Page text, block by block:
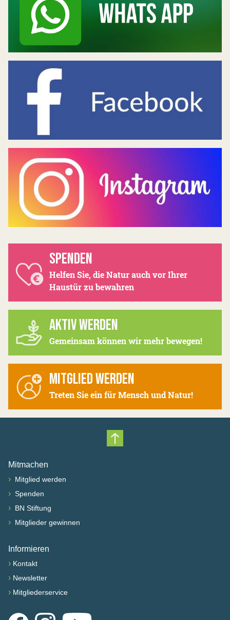
SPENDEN
Helfen Sie, die Natur auch vor Ihrer
Haustür zu bewahren
AKTIV WERDEN
Gemeinsam können wir mehr bewegen!
MITGLIED WERDEN
Treten Sie ein für Mensch und Natur!
Nach oben scrollen
Mitmachen
› Mitglied werden
› Spenden
› BN Stiftung
› Mitglieder gewinnen
Informieren
› Kontakt
› Newsletter
› Mitgliederservice